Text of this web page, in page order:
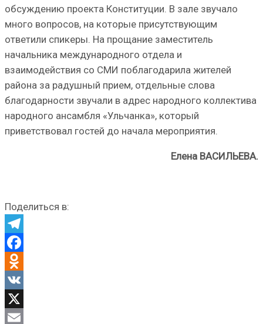
обсуждению проекта Конституции. В зале звучало
много вопросов, на которые присутствующим
ответили спикеры. На прощание заместитель
начальника международного отдела и
взаимодействия со СМИ поблагодарила жителей
района за радушный прием, отдельные слова
благодарности звучали в адрес народного коллектива
народного ансамбля «Ульчанка», который
приветствовал гостей до начала мероприятия.
Елена ВАСИЛЬЕВА.
Поделиться в:
Telegram
Facebook
Odnoklassniki
VK
X